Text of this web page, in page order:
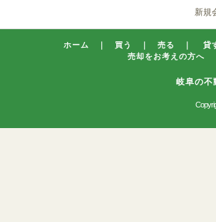
新規
ホーム ｜ 買う ｜ 売る ｜
貸
売却をお考えの方へ
岐阜の不